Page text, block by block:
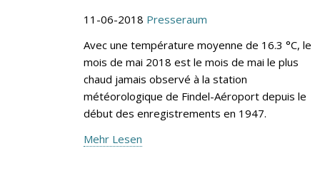
11-06-2018 Presseraum
Avec une température moyenne de 16.3 °C, le
mois de mai 2018 est le mois de mai le plus
chaud jamais observé à la station
météorologique de Findel-Aéroport depuis le
début des enregistrements en 1947.
Mehr Lesen